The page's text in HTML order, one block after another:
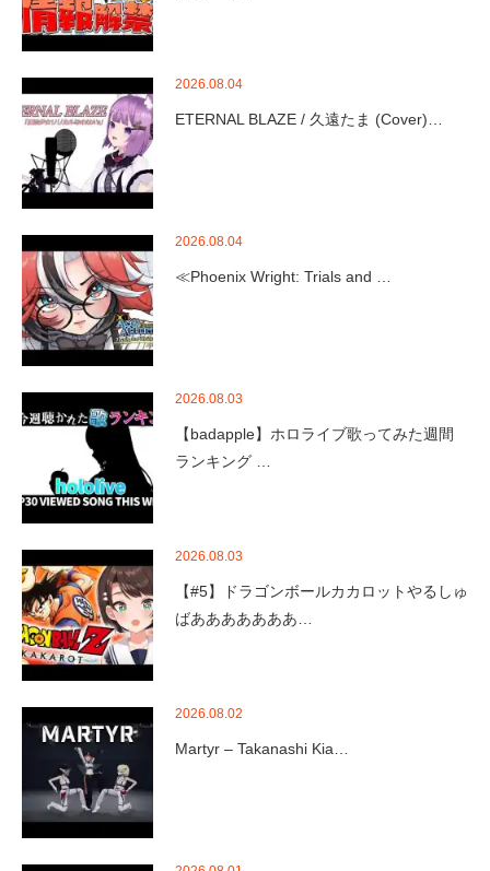
2026.08.04
ETERNAL BLAZE / 久遠たま (Cover)…
2026.08.04
≪Phoenix Wright: Trials and …
2026.08.03
【badapple】ホロライブ歌ってみた週間
ランキング …
2026.08.03
【#5】ドラゴンボールカカロットやるしゅ
ばあああああああ…
2026.08.02
Martyr – Takanashi Kia…